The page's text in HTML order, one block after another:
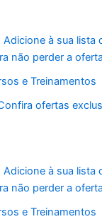
Adicione à sua lista
não perder a
e Treinamentos
ofertas
Adicione à sua lista
não perder a
e Treinamentos